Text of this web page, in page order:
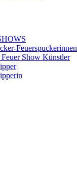
Feuerspuckerinnen
Show Künstler